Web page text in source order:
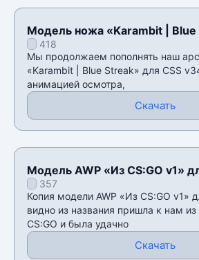
Модель ножа «Karambit | Blue
CSS v34
418
Мы продолжаем пополнять наш
«Karambit | Blue Streak» для CSS
анимацией осмотра,
Скачать
Модель AWP «Из CS:GO v1»
357
Копия модели AWP «Из CS:GO v1»
видно из названия пришла к нам
CS:GO и была удачно
Скачать